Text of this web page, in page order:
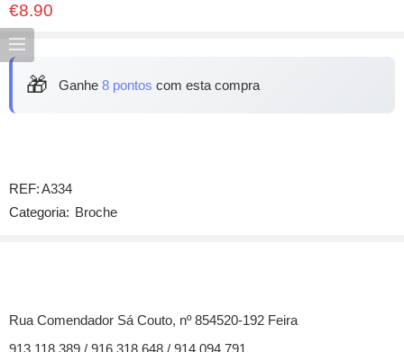
€8.90
🎁 Ganhe 8 pontos com esta compra
REF:A334
Categoria: Broche
Rua Comendador Sá Couto, nº 854520-192 Feira